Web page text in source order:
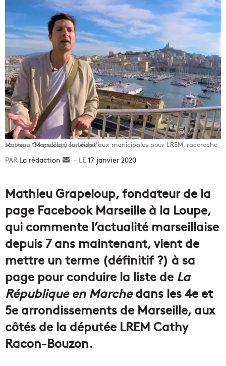
Mathieu Grapeloup, candidat aux municipales pour LREM, raccroche sa page “Marseille à la Loupe”
La rédaction
Envoyer17 janvier 2020
Mathieu Grapeloup, fondateur de la
page Facebook Marseille à la Loupe,
qui commente l’actualité marseillaise
depuis 7 ans maintenant, vient de
mettre un terme (définitif ?) à sa
page pour conduire la liste de La
République en Marchedans les 4e et
5e arrondissements de Marseille, aux
côtés de la députée LREM Cathy
Racon-Bouzon.